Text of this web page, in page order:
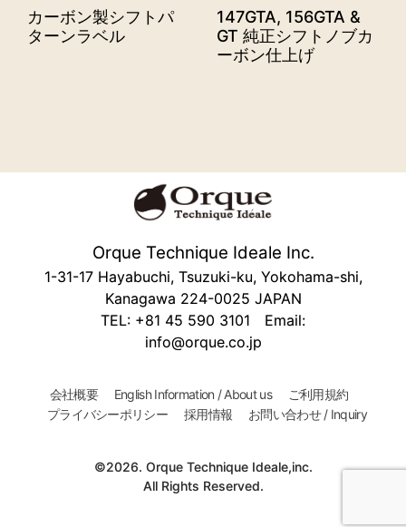
カーボン製シフトパ
ターンラベル
147GTA, 156GTA &
GT 純正シフトノブカ
ーボン仕上げ
Orque Technique Ideale Inc.
1-31-17 Hayabuchi, Tsuzuki-ku, Yokohama-shi,
Kanagawa 224-0025 JAPAN
TEL: +81 45 590 3101 Email:
info@orque.co.jp
会社概要 English Information / About us
ご利用規約
プライバシーポリシー
採用情報 お問い合わせ / Inquiry
©2026. Orque Technique Ideale,inc.
All Rights Reserved.